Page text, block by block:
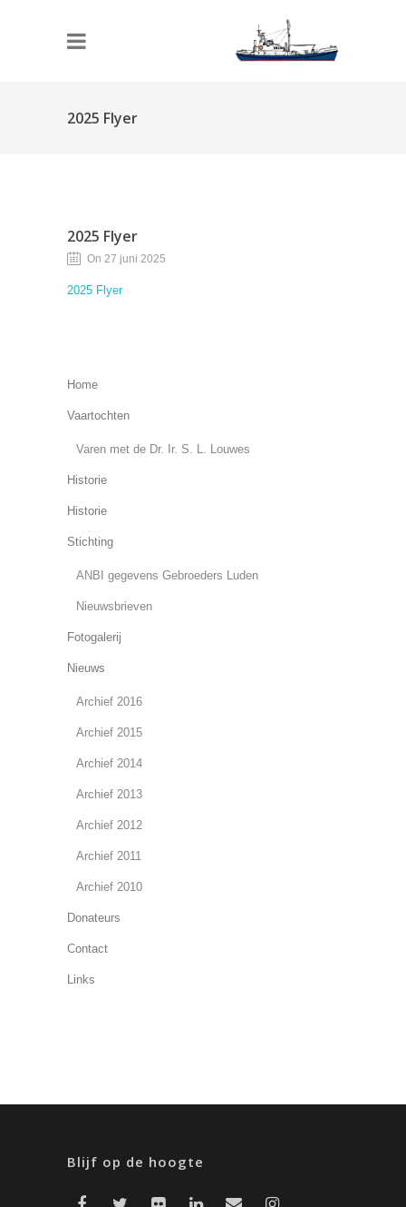
2025 Flyer
2025 Flyer
On 27 juni 2025
2025 Flyer
Home
Vaartochten
Varen met de Dr. Ir. S. L. Louwes
Historie
Historie
Stichting
ANBI gegevens Gebroeders Luden
Nieuwsbrieven
Fotogalerij
Nieuws
Archief 2016
Archief 2015
Archief 2014
Archief 2013
Archief 2012
Archief 2011
Archief 2010
Donateurs
Contact
Links
Blijf op de hoogte